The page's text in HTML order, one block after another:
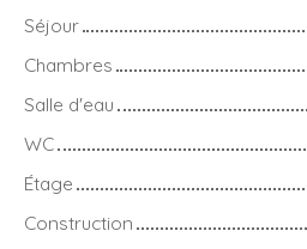
Séjour
Chambres
Salle d'eau
WC
Étage
Construction